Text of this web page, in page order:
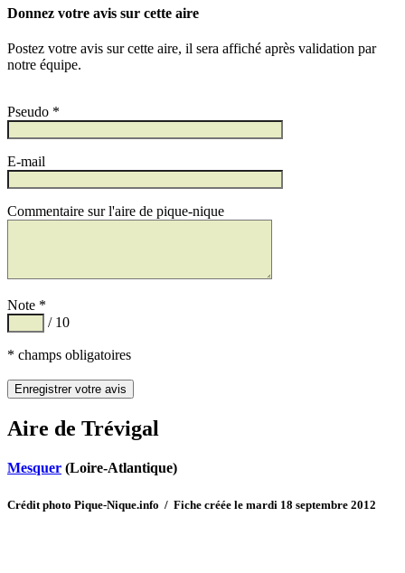
Donnez votre avis sur cette aire
Postez votre avis sur cette aire, il sera affiché après validation par
notre équipe.
Pseudo *
E-mail
Commentaire sur l'aire de pique-nique
Note *
/ 10
* champs obligatoires
Aire de Trévigal
Mesquer (Loire-Atlantique)
Crédit photo Pique-Nique.info / Fiche créée le mardi 18 septembre 2012